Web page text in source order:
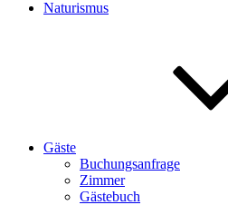
Naturismus
Gäste
Buchungsanfrage
Zimmer
Gästebuch